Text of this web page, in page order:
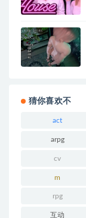
猜你喜欢不
act
arpg
cv
m
rpg
互动